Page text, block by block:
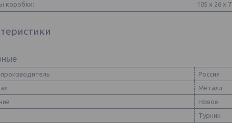
коробки: 105 х 26 х
Россия
Металл
Новое
Турник